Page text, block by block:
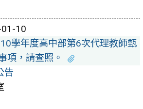
10
學年度高中部第6次代理教師甄
項，請查照。
告